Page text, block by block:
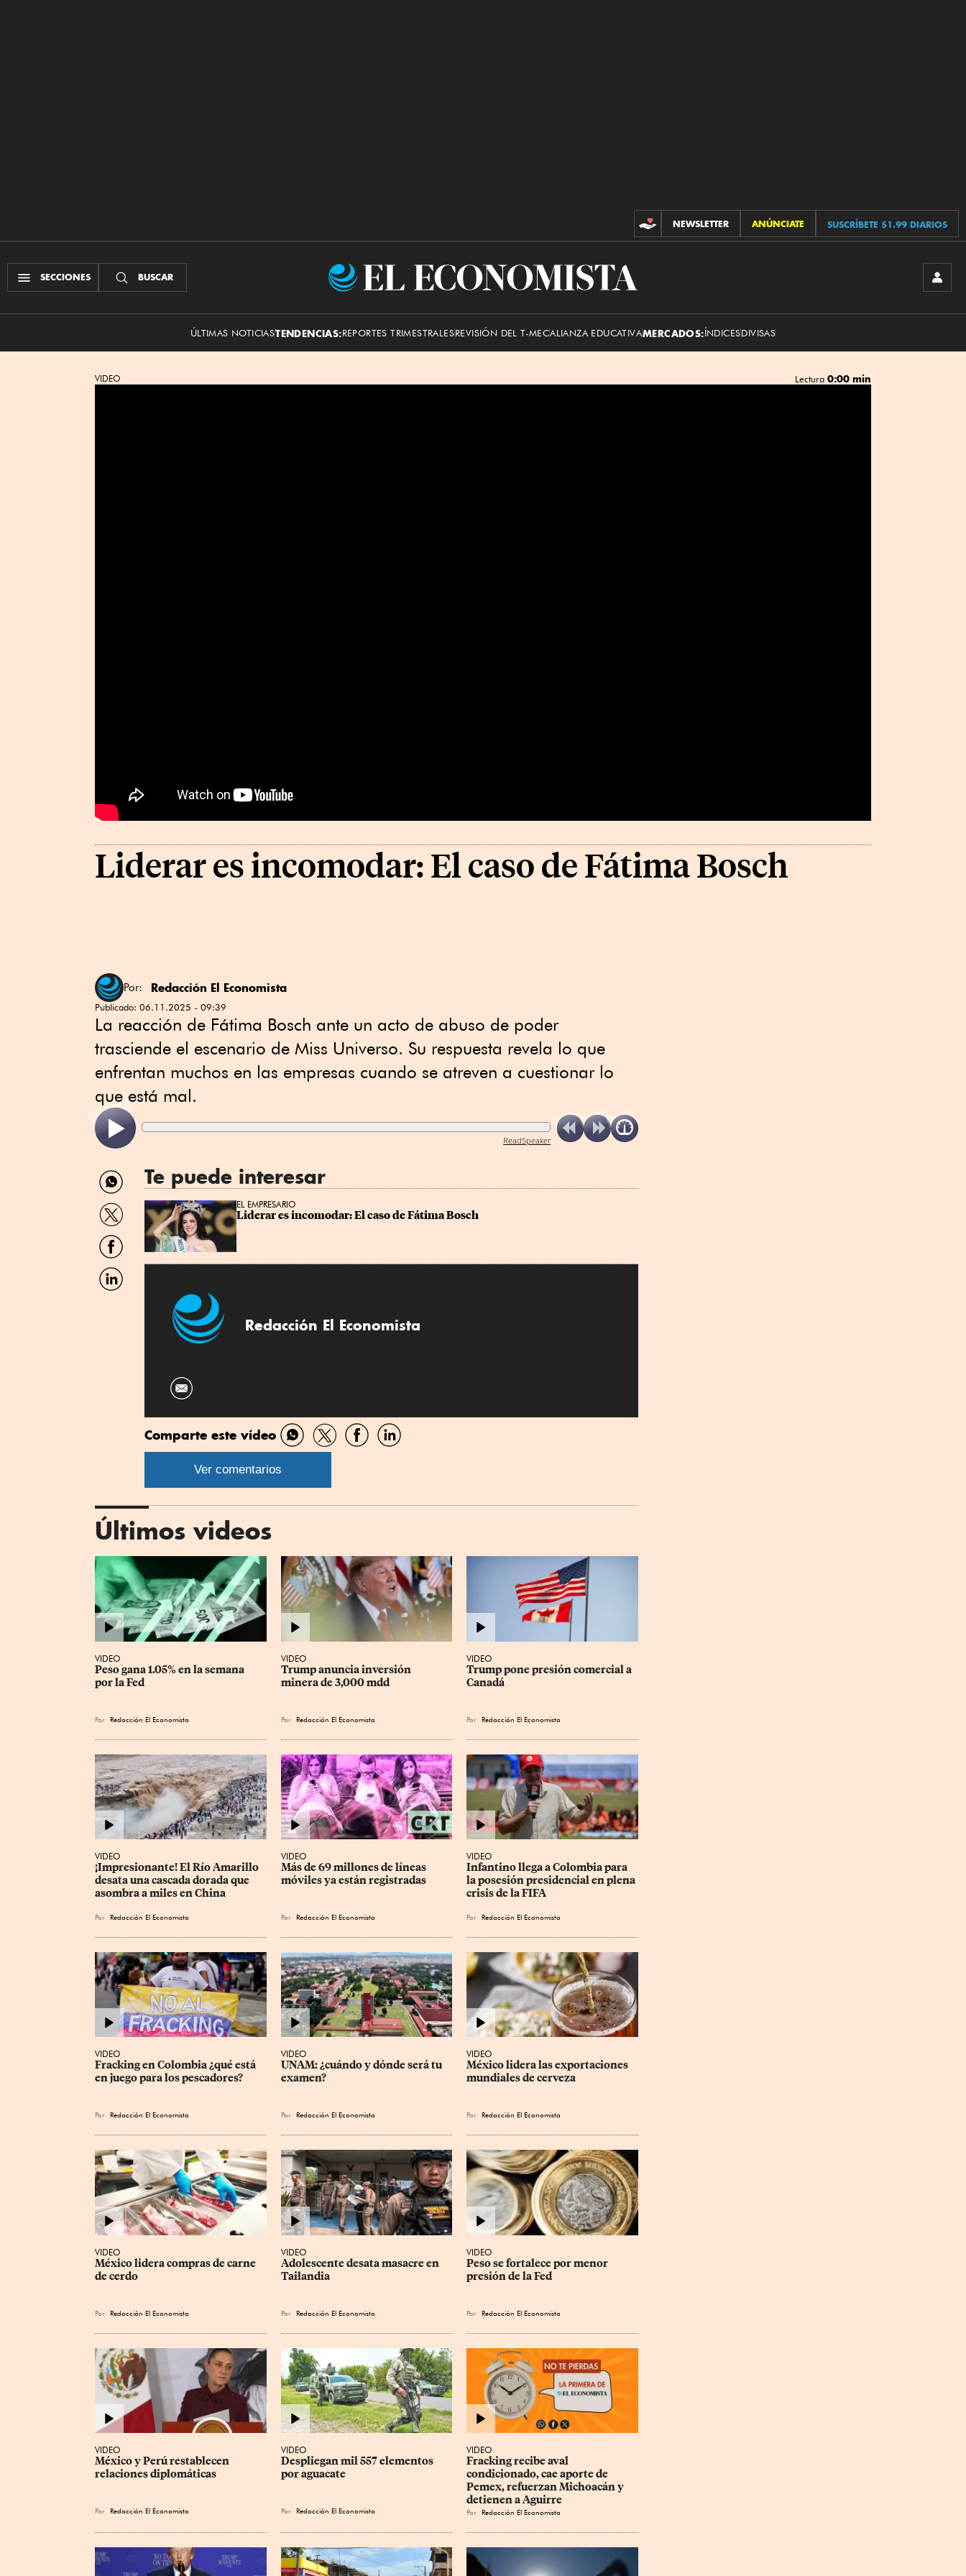
CONTRIBUCIONES
NEWSLETTER ANÚNCIATE SUSCRÍBETE $1.99 DIARIOS
SECCIONES BUSCAR
El
ÚLTIMAS NOTICIASTENDENCIAS:REPORTES TRIMESTRALESREVISIÓN DEL T-MECALIANZA EDUCATIVAMERCADOS:ÍNDICESDIVISAS
VIDEO Lectura 0:00 min
Liderar es incomodar: El caso de Fátima Bosch
Por: Redacción El Economista
Publicado: 06.11.2025 - 09:39
La reacción de Fátima Bosch ante un acto de abuso de poder
trasciende el escenario de Miss Universo. Su respuesta revela lo que
enfrentan muchos en las empresas cuando se atreven a cuestionar lo
que está mal.
ReadSpeaker
Compartir
por
WhatsApp
Compartir
por
Twitter
Compartir
por
Facebook
Compartir
por
Te puede interesar
EL EMPRESARIO
Liderar es incomodar: El caso de Fátima Bosch
Redacción El Economista
Comparte este vídeo
Compartir
por
Compartir
por
CompartirCompartir
Ver comentarios
Últimos videos
VIDEO
Peso gana 1.05% en la semana
por la Fed
Por Redacción El Economista
VIDEO
Trump anuncia inversión
minera de 3,000 mdd
Por Redacción El Economista
VIDEO
Trump pone presión comercial a
Canadá
Por Redacción El Economista
VIDEO
¡Impresionante! El Río Amarillo
desata una cascada dorada que
asombra a miles en China
Por Redacción El Economista
VIDEO
Más de 69 millones de líneas
móviles ya están registradas
Por Redacción El Economista
VIDEO
Infantino llega a Colombia para
la posesión presidencial en plena
crisis de la FIFA
Por Redacción El Economista
VIDEO
Fracking en Colombia ¿qué está
en juego para los pescadores?
Por Redacción El Economista
VIDEO
UNAM: ¿cuándo y dónde será tu
examen?
Por Redacción El Economista
VIDEO
México lidera las exportaciones
mundiales de cerveza
Por Redacción El Economista
VIDEO
México lidera compras de carne
de cerdo
Por Redacción El Economista
VIDEO
Adolescente desata masacre en
Tailandia
Por Redacción El Economista
VIDEO
Peso se fortalece por menor
presión de la Fed
Por Redacción El Economista
VIDEO
México y Perú restablecen
relaciones diplomáticas
Por Redacción El Economista
VIDEO
Despliegan mil 557 elementos
por aguacate
Por Redacción El Economista
VIDEO
Fracking recibe aval
condicionado, cae aporte de
Pemex, refuerzan Michoacán y
detienen a Aguirre
Por Redacción El Economista